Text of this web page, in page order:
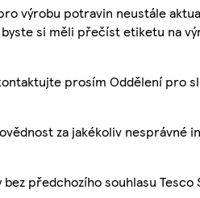
výrobu potravin neustále
si měli přečíst etiketu na
prosím Oddělení pro
za jakékoliv nesprávné
předchozího souhlasu Tesco